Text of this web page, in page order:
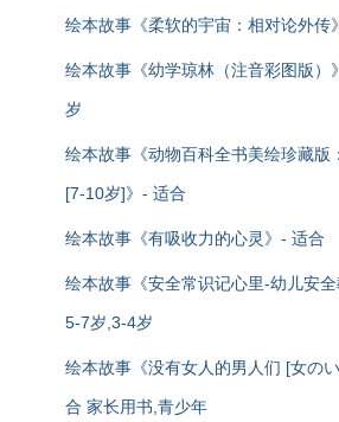
绘本故事《柔软的宇宙：相对论外传
绘本故事《幼学琼林（注音彩图版）
岁
绘本故事《动物百科全书美绘珍藏版
[7-10岁]》- 适合
绘本故事《有吸收力的心灵》- 适合
绘本故事《安全常识记心里-幼儿安
5-7岁,3-4岁
绘本故事《没有女人的男人们 [女の
合 家长用书,青少年